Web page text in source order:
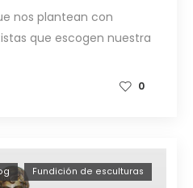
nos plantean con
que escogen nuestra
0
Fundición de esculturas